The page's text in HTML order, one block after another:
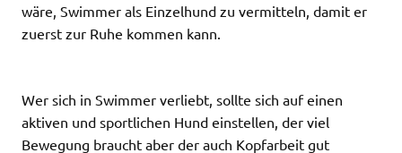
wäre, Swimmer als Einzelhund zu vermitteln, damit er
zuerst zur Ruhe kommen kann.
Wer sich in Swimmer verliebt, sollte sich auf einen
aktiven und sportlichen Hund einstellen, der viel
Bewegung braucht aber der auch Kopfarbeit gut